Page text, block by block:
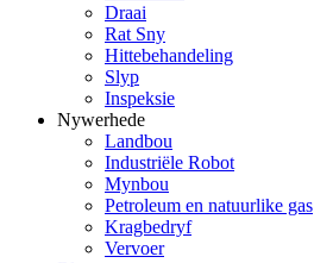
Draai
Rat Sny
Hittebehandeling
Slyp
Inspeksie
Nywerhede
Landbou
Industriële Robot
Mynbou
Petroleum en natuurlike gas
Kragbedryf
Vervoer